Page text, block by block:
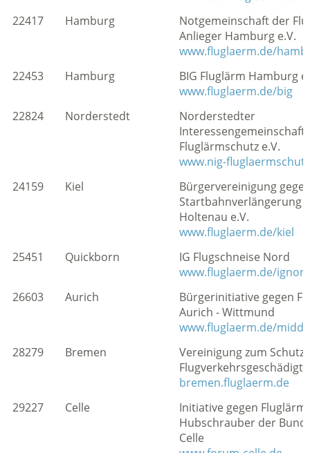
22417
Hamburg
Notgemeinschaft der
Anlieger Hamburg e.V.
www.fluglaerm.de/
22453
Hamburg
BIG Fluglärm Hamburg
www.fluglaerm.de/big
22824
Norderstedt
Norderstedter
Interessengemeinschaft
Fluglärmschutz e.V.
www.nig-
24159
Kiel
Bürgervereinigung
Startbahnverlängerung
Holtenau e.V.
www.fluglaerm.de/kiel
25451
Quickborn
IG Flugschneise Nord
www.fluglaerm.de/
26603
Aurich
Bürgerinitiative gegen
Aurich - Wittmund
www.fluglaerm.de/
28279
Bremen
Vereinigung zum Schutz
bremen.fluglaerm.de
29227
Celle
Initiative gegen
Hubschrauber der
Celle